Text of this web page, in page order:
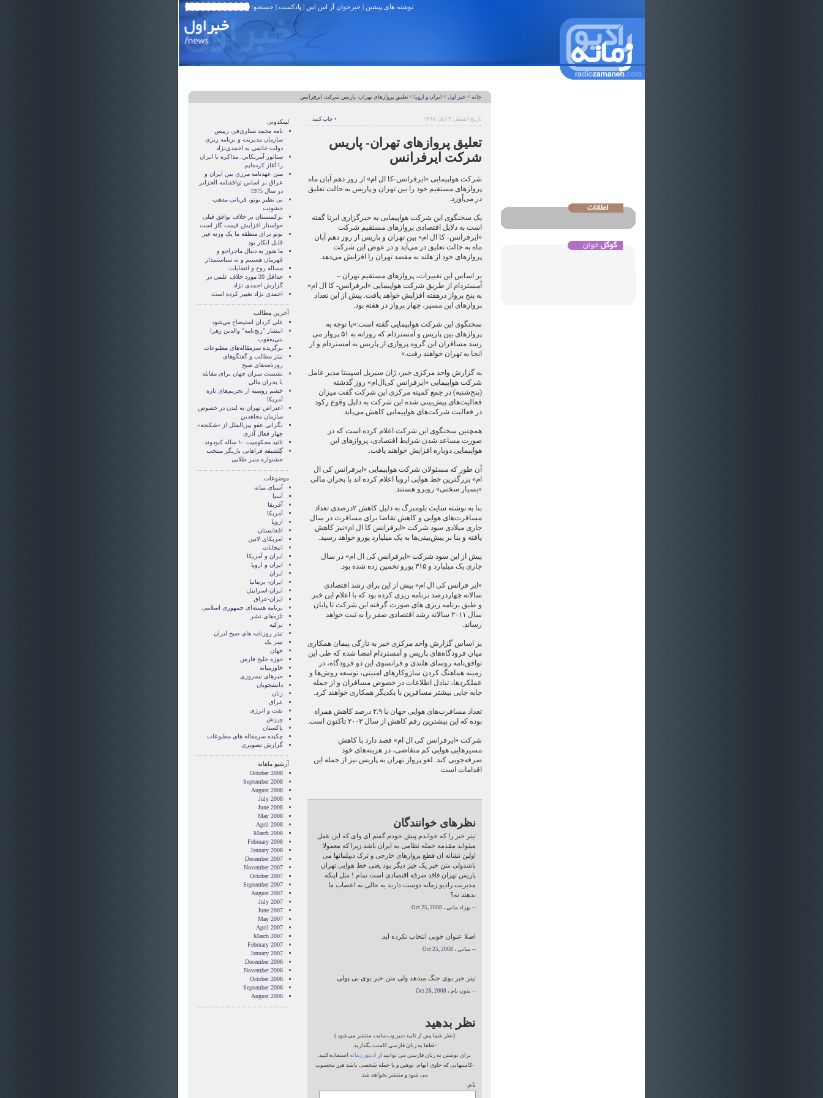
نوشته های پیشین | خبرخوان آر اس اس| پادکست | جستجو:
خانه > خبر اول > ايران و اروپا > تعلیق پروازها‌ی تهران- پاریس شرکت ایرفرانس
تاریخ انتشار: ۳ آبان ۱۳۸۷ • چاپ کنید
تعلیق پروازها‌ی تهران- پاریس
شرکت ایرفرانس
شرکت هواپیمایی «ایرفرانس-کا ال ام» از روز دهم آبان ماه
پروازهای مستقیم خود را بین تهران و پاریس به حالت تعلیق
در می‌آورد.
یک سخنگوی این شرکت هواپیمایی به خبرگزاری ایرنا گفته
است به دلایل اقتصادی پروازهای مستقیم شرکت
«ایرفرانس- کا ال ام» بین تهران و پاریس از روز دهم آبان
ماه به حالت تعلیق در می‌آید و در عوض این شرکت
پروازهای خود از هلند به مقصد تهران را افزایش می‌دهد.
بر اساس این تغییرات، پروازهای مستقیم تهران –
آمستردام از طریق شرکت هواپیمایی «ایرفرانس- کا ال ام»
به پنج پرواز درهفته افزایش خواهد یافت. پیش از این تعداد
پروازهای این مسیر، چهار پرواز در هفته بود.
سخنگوی این شرکت هواپیمایی گفته است:«با توجه به
پروازهای بین پاریس و آمستردام که روزانه به ۵۱ پرواز می
رسد مسافران این گروه پروازی از پاریس به امستردام و از
انجا به تهران خواهند رفت.»
به گزارش واحد مرکزی خبر، ژان سیریل اسپینتا مدیر عامل
شرکت هواپیمایی «ایرفرانس کی‌ال‌ام» روز گذشته
(پنج‌شنبه) در جمع کمیته مرکزی این شرکت گفت میزان
فعالیت‌های پیش‌بینی شده این شرکت به دلیل وقوع رکود
در فعالیت شرکت‌های هواپیمایی کاهش می‌یابد.
همچنین سخنگوی این شرکت اعلام کرده است که در
صورت مساعد شدن شرایط اقتصادی، پروازهای این
هواپیمایی دوباره افزایش خواهند یافت.
آن طور که مسئولان شرکت هواپیمایی «ایرفرانس کی ال
ام» بزرگترین خط هوایی اروپا اعلام کرده اند با بحران مالی
«بسیار سختی» روبرو هستند.
بنا به نوشته سایت بلومبرگ به دلیل کاهش ۲درصدی تعداد
مسافرت‌های هوایی و کاهش تقاضا برای مسافرت‌ در سال
جاری میلادی سود شرکت «ایرفرانس کا ال ام»نیز کاهش
یافته و بنا بر پیش‌بینی‌ها به یک میلیارد یورو خواهد رسید.
پیش از این سود شرکت «ایرفرانس کی ال ام» در سال
جاری یک میلیارد و ۳۱۵ یورو تخمین زده شده بود.
«ایر فرانس کی ال ام» پیش از این برای رشد اقتصادی
سالانه چهاردرصد برنامه ریزی کرده بود که با اعلام این خبر
و طبق برنامه ریزی های صورت گرفته این شرکت تا پایان
سال ۲۰۱۱ سالانه رشد اقتصادی صفر را به ثبت خواهد
رساند.
بر اساس گزارش واحد مرکزی خبر به تازگی پیمان همکاری
میان فرودگاه‌های پاریس و آمستردام امضا شده که طی این
توافق‌نامه روسای هلندی و فرانسوی این دو فرودگاه، در
زمینه هماهنگ کردن سازوکارهای امنیتی، توسعه روش‌ها و
عملکردها، تبادل اطلاعات در خصوص مسافران و از جمله
جابه جایی بیشتر مسافرین با یکدیگر همکاری خواهند کرد.
تعداد مسافرت‌های هوایی جهان با ۲.۹ درصد کاهش همراه
بوده که این بیشترین رقم کاهش از سال ۲۰۰۳ تاکنون است.
شرکت «ایرفرانس کی ال ام» قصد دارد با کاهش
مسیرهایی هوایی کم متقاضی، در هزینه‌های خود
صرفه‌جویی کند. لغو پرواز تهران به پاریس نیز از جمله این
اقدامات است.
نظرهای خوانندگان
تیتر خبر را که خواندم پیش خودم گفتم ای وای که این عمل
میتواند مقدمه حمله نظامی به ایران باشد زیرا که معمولا
اولین نشانه ان قطع پروازهای خارجی و ترک دیپلماتها می
باشدولی متن خبر یک چیز دیگر بود یعنی خط هوایی تهران
پاریس تهران فاقد صرفه اقتصادی است تمام ! مثل اینکه
مدیریت رادیو زمانه دوست دارند یه حالی به اعصاب ما
بدهند نه؟
-- بهزاد مانی ، Oct 25, 2008
اصلا عنوان خوبی انتخاب نکرده اید.
-- سانی ، Oct 25, 2008
تیتر خبر بوی جنگ میدهد ولی متن خبر بوی بی پولی
-- بدون نام ، Oct 26, 2008
نظر بدهید
(نظر شما پس از تایید دبیر وب‌سایت منتشر می‌شود.)
-لطفا به زبان فارسی کامنت بگذارید.
برای نوشتن به زبان فارسی می توانید از
ادیتور زمانه استفاده کنید.
-کامنتهایی که حاوی اتهام، توهین و یا حمله شخصی باشد هرز محسوب
می شود و منتشر نخواهد شد.
نام:
لینکدونی
نامه محمد ستاری‌فر، رییس
سازمان مدیریت و برنامه ریزی
دولت خاتمی به احمدی‌نژاد
سناتور آمريکايي: مذاکره با ايران
را آغاز کرده‌ايم
متن عهدنامه مرزى بين ايران و
عراق بر اساس توافقنامه الجزاير
در سال 1975
بی نظیر بوتو، قربانی مذهب
خشونت
ترکمنستان بر خلاف توافق قبلی
خواستار افزایش قیمت گاز است
بوتو برای منطقه ما یک وزنه غیر
قابل انکار بود
ما هنوز به دنبال ماجراجو و
قهرمان هستيم و نه سياستمدار
مساله روح و انتخابات
حداقل 20 مورد خلاف علمي در
گزارش احمدی نژاد
احمدی نژاد تغییر کرده است
آخرین مطالب
علی کردان استیضاح می‌شود
انتشار "رنج‌نامه" والدین زهرا
بنی‌یعقوب
برگزیده سرمقاله‌های مطبوعات
تیتر مطالب و گفتگوهای
روزنامه‌های صبح
نشست سران جهان برای مقابله
با بحران مالی
خشم روسیه از تحریم‌های تازه
آمریکا
اعتراض تهران به لندن در خصوص
سازمان مجاهدین
نگرانی عفو بین‌الملل از «شکنجه»
چهار فعال آذری
تائید محکومیت ۱۰ ساله کبودوند
گلشیفه فراهانی بازیگر منتخب
جشنواره منبر طلایی
موضوعات
آسيای ميانه
آسیا
آفریقا
آمریکا
اروپا
افغانستان
امریکای لاتین
انتخابات
ايران و آمريکا
ايران و اروپا
ایران
ایران- بریتانیا
ایران-اسراییل
ایران-عراق
برنامه هسته‌ای جمهوری اسلامی
تازه‌های نشر
ترکیه
تیتر روزنامه های صبح ایران
تیتر یک
جهان
حوزه خلیج فارس
خاورمیانه
خبرهای نیمروزی
دانشجویان
زنان
عراق
نفت و انرژی
ورزش
پاکستان
چکیده سرمقاله های مطبوعات
گزارش تصويری
آرشیو ماهانه
October 2008
September 2008
August 2008
July 2008
June 2008
May 2008
April 2008
March 2008
February 2008
January 2008
December 2007
November 2007
October 2007
September 2007
August 2007
July 2007
June 2007
May 2007
April 2007
March 2007
February 2007
January 2007
December 2006
November 2006
October 2006
September 2006
August 2006